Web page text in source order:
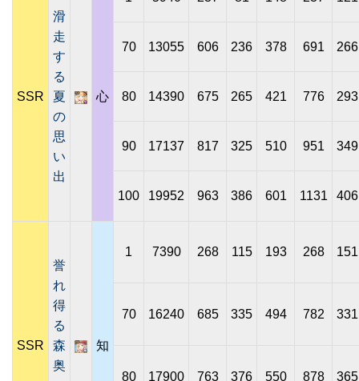
SSR
滑
走
す
る
夏
の
思
い
出
心
70 13055 606 236 378 691 266
80 14390 675 265 421 776 293
90 17137 817 325 510 951 349
100 19952 963 386 601 1131 406
SSR
誉
れ
得
る
森
奥
知
1 7390 268 115 193 268 151
70 16240 685 335 494 782 331
80 17900 763 376 550 878 365